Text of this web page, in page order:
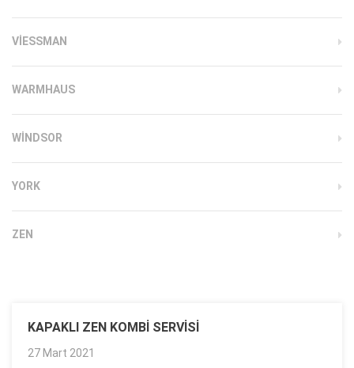
VIESSMAN
WARMHAUS
WINDSOR
YORK
ZEN
KAPAKLI ZEN KOMBI SERVISI
27 Mart 2021